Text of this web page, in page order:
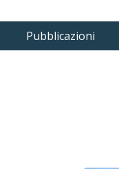
Pubblicazioni